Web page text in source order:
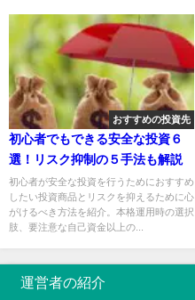
おすすめの投資先
初心者でもできる安全な投資６
選！リスク抑制の５手法も解説
初心者が安全な投資を行うためにおすすめ
したい投資商品とリスクを抑えるために心
がけるべき方法を紹介。本格運用時の選択
肢、要注意な自己資金以上の...
運営者の紹介